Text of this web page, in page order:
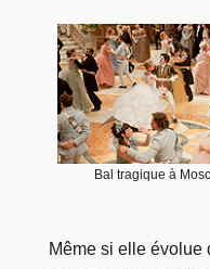
Bal tragique à
Même si elle évolue